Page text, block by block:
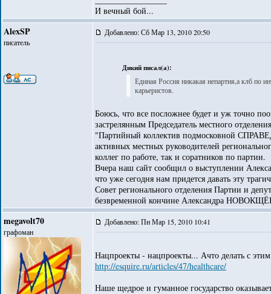
И вечный бой...
AlexSP
писатель
Добавлено: Сб Мар 13, 2010 20:50
Дикий писал(а):
Единая Россия никакая непартия,а клб по
карьеристов.
Боюсь, что все посложнее будет и уж точно
застрелянным Председатель местного
"Партийный коллектив подмосковной
активных местных руководителей
коллег по работе, так и соратников по партии.
Вчера наш сайт сообщил о выступлении
что уже сегодня нам придется давать эту
Совет регионального отделения Партии и
безвременной кончине Александра
megavolt70
графоман
Добавлено: Пн Мар 15, 2010 10:41
Нацпроекты - нацпроекты... Ачто делать с
http://esquire.ru/articles/47/healthcare/
Наше щедрое и гуманное государство